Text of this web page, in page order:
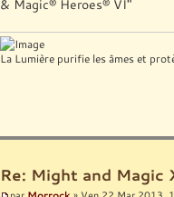
& Magic® Heroes® VI"
La Lumière purifie les âmes et
Re: Might and Magic